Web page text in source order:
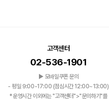
고객센터
02-536-1901
▶ 모바일쿠폰 문의
- 평일 9:00-17:00 (점심시간 12:00~13:00)
*운영시간 이외에는 "고객센터">"문의하기"를